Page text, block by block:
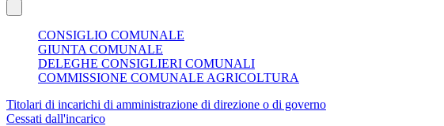
CONSIGLIO COMUNALE
GIUNTA COMUNALE
DELEGHE CONSIGLIERI COMUNALI
COMMISSIONE COMUNALE AGRICOLTURA
Titolari di incarichi di amministrazione di direzione o di governo
Cessati dall'incarico